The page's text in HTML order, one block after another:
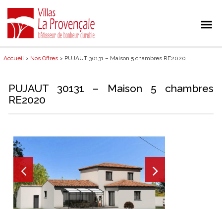
Accueil> Nos Offres > PUJAUT 30131 – Maison 5 chambres RE2020
PUJAUT 30131 – Maison 5 chambres
RE2020